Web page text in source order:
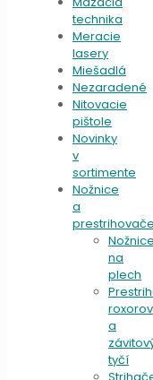
technika
Meracie
lasery
Miešadlá
Nezaradené
Nitovacie
pištole
Novinky
v
sortimente
Nožnice
a
prestrihovače
Nožnice
na
plech
roxorov
a
tyčí